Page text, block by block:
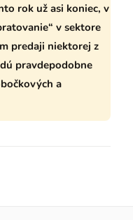
rok už asi koniec, v
v sektore
predaji niektorej z
pravdepodobne
a